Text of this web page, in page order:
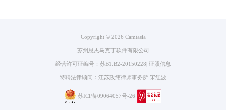
Copyright © 2026 Camtasia
苏州思杰马克丁软件有限公司
经营许可证编号：苏B1.B2-20150228 证照信息
特聘法律顾问：江苏政纬律师事务所 宋红波
苏ICP备09064057号-26